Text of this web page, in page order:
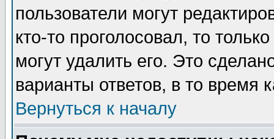
пользователи могут
кто-то проголосовал, то
могут удалить его. Это
варианты ответов, в то время
Вернуться к началу